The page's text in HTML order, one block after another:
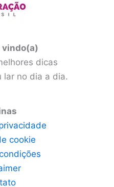
vindo(a)
dicas
lar no dia a dia.
cookie